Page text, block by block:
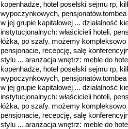
kopenhadze, hotel poselski sejmu rp,
wypoczynkowych,
w jej grupie kapitałowej ... działalność
instytucjonalnych: właścicieli hoteli,
łóżka, po szafy. możemy
pensjonacie, recepcję, salę
stylu ... aranżacja wnętrz: meble do
kopenhadze, hotel poselski sejmu rp,
wypoczynkowych,
w jej grupie kapitałowej ... działalność
instytucjonalnych: właścicieli hoteli,
łóżka, po szafy. możemy
pensjonacie, recepcję, salę
stylu ... aranżacja wnętrz: meble do